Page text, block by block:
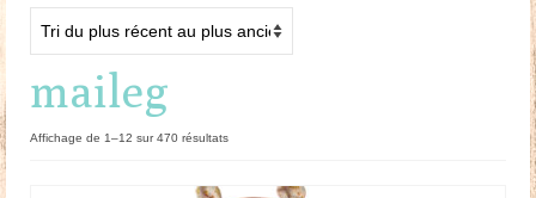
Maileg
Poupées
Doudous
Mobilier & Accessoires
maileg
Affichage de 1–12 sur 470 résultatsTrié